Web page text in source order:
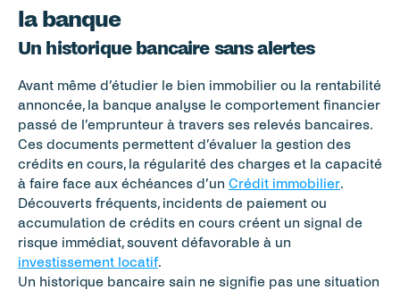
la banque
Un historique bancaire sans alertes
Avant même d’étudier le bien immobilier ou la rentabilité
annoncée, la banque analyse le comportement financier
passé de l’emprunteur à travers ses relevés bancaires.
Ces documents permettent d’évaluer la gestion des
crédits en cours, la régularité des charges et la capacité
à faire face aux échéances d’un Crédit immobilier.
Découverts fréquents, incidents de paiement ou
accumulation de crédits en cours créent un signal de
investissement locatif.
Un historique bancaire sain ne signifie pas une situation